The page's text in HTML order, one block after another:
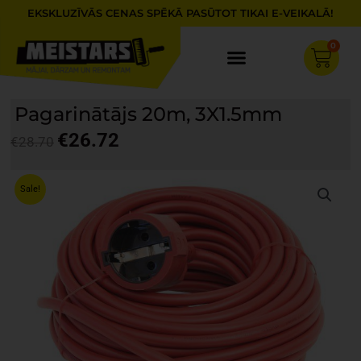
content
EKSKLUZĪVĀS CENAS SPĒKĀ PASŪTOT TIKAI E-VEIKALĀ!
0
Cart
Pagarinātājs 20m, 3X1.5mm
€28.70.
€26.72
is:
€26.72.
Sale!